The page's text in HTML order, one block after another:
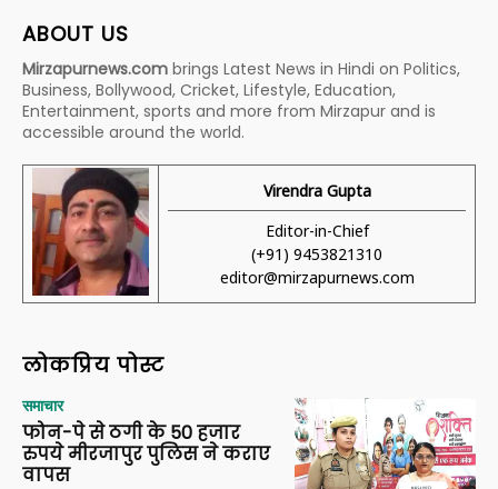
ABOUT US
Mirzapurnews.com brings Latest News in Hindi on Politics,
Business, Bollywood, Cricket, Lifestyle, Education,
Entertainment, sports and more from Mirzapur and is
accessible around the world.
Virendra Gupta
Editor-in-Chief
(+91) 9453821310
editor@mirzapurnews.com
लोकप्रिय पोस्ट
समाचार
फोन-पे से ठगी के 50 हजार
रुपये मीरजापुर पुलिस ने कराए
वापस